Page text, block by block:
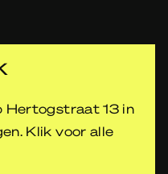
Hertogstraat 13 in
Klik voor alle